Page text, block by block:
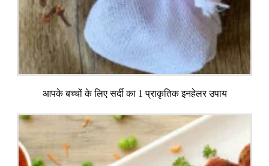
आपके बच्चों के लिए सर्दी का 1 प्राकृतिक इनहेलर उपाय